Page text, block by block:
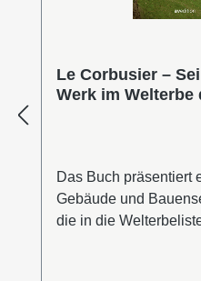
Le Corbusier –
Werk im Welterbe
Das Buch präsentiert
Gebäude und
die in die